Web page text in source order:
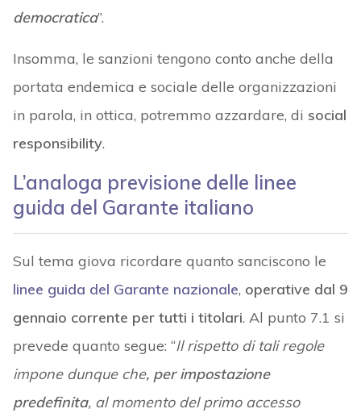
democratica”.
Insomma, le sanzioni tengono conto anche della
portata endemica e sociale delle organizzazioni
in parola, in ottica, potremmo azzardare, di social
responsibility.
L’analoga previsione delle linee
guida del Garante italiano
Sul tema giova ricordare quanto sanciscono le
linee guida del Garante nazionale, operative dal 9
gennaio corrente per tutti i titolari. Al punto 7.1 si
prevede quanto segue: “Il rispetto di tali regole
impone dunque che, per impostazione
predefinita, al momento del primo accesso